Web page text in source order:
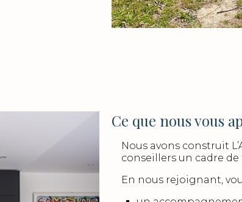
Ce que nous vous
Nous avons construit
conseillers un cadre
En nous rejoignant,